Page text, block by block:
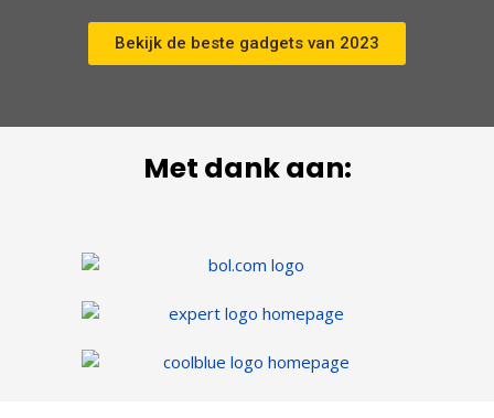
Bekijk de beste gadgets van 2023
Met dank aan: